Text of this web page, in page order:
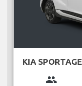
KIA SPORTAGE
group